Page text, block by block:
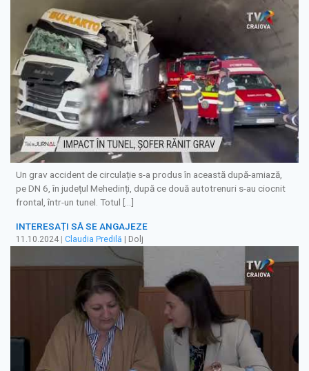
Un grav accident de circulație s-a produs în această după-amiază,
pe DN 6, în județul Mehedinți, după ce două autotrenuri s-au ciocnit
frontal, într-un tunel. Totul […]
INTERESAȚI SĂ SE ANGAJEZE
11.10.2024 | Claudia Predilă | Dolj